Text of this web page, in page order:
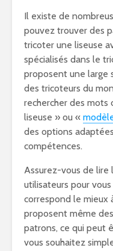
Il existe de
pouvez trouver des
tricoter une liseuse
spécialisés dans le
proposent une large
des tricoteurs du
rechercher des
liseuse » ou «
des options
compétences.
Assurez-vous de lire
utilisateurs pour
correspond le mieux
proposent même
patrons, ce qui peut
vous souhaitez